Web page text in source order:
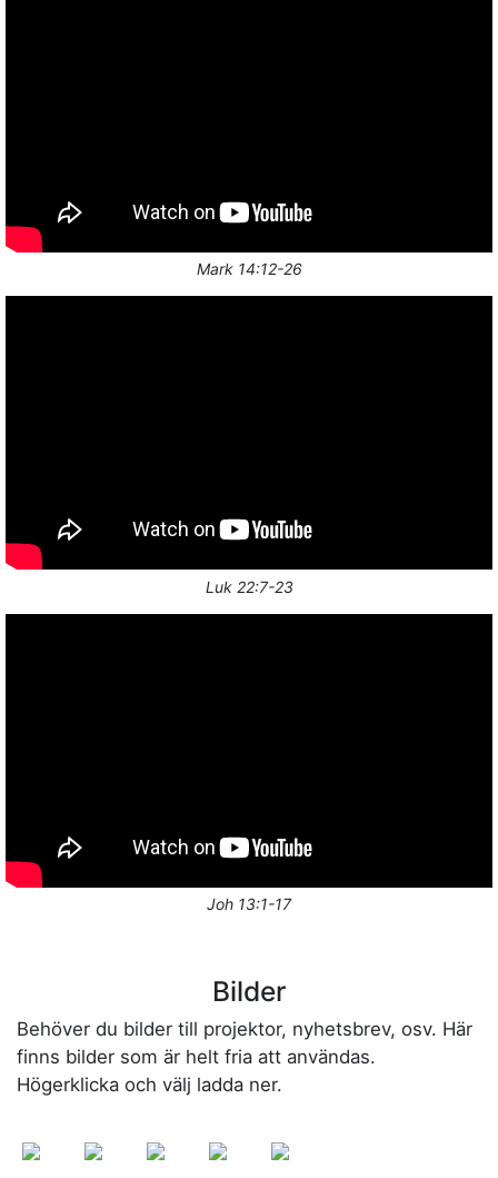
Mark 14:12-26
Luk 22:7-23
Joh 13:1-17
Bilder
Behöver du bilder till projektor, nyhetsbrev, osv. Här
finns bilder som är helt fria att användas.
Högerklicka och välj ladda ner.